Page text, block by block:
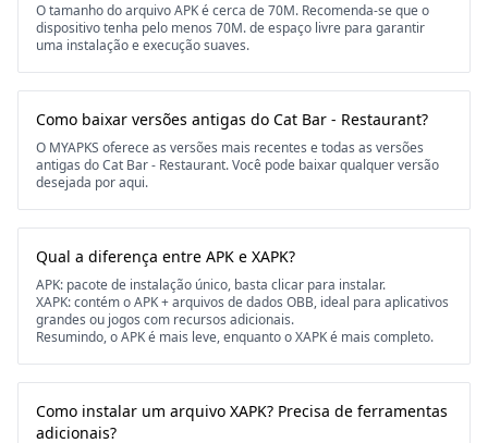
O tamanho do arquivo APK é cerca de 70M. Recomenda-se que o
dispositivo tenha pelo menos 70M. de espaço livre para garantir
uma instalação e execução suaves.
Como baixar versões antigas do Cat Bar - Restaurant?
O MYAPKS oferece as versões mais recentes e todas as versões
antigas do Cat Bar - Restaurant. Você pode baixar qualquer versão
desejada por aqui.
Qual a diferença entre APK e XAPK?
APK: pacote de instalação único, basta clicar para instalar.
XAPK: contém o APK + arquivos de dados OBB, ideal para aplicativos
grandes ou jogos com recursos adicionais.
Resumindo, o APK é mais leve, enquanto o XAPK é mais completo.
Como instalar um arquivo XAPK? Precisa de ferramentas
adicionais?